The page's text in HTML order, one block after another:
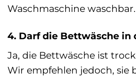
Waschmaschine waschbar.
4. Darf die Bettwäsche in
Ja, die Bettwäsche ist
Wir empfehlen jedoch, sie